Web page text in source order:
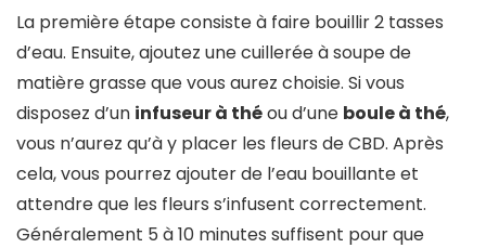
La première étape consiste à faire bouillir 2 tasses
d’eau. Ensuite, ajoutez une cuillerée à soupe de
matière grasse que vous aurez choisie. Si vous
disposez d’un infuseur à théou d’une boule à thé,
vous n’aurez qu’à y placer les fleurs de CBD. Après
cela, vous pourrez ajouter de l’eau bouillante et
attendre que les fleurs s’infusent correctement.
Généralement 5 à 10 minutes suffisent pour que